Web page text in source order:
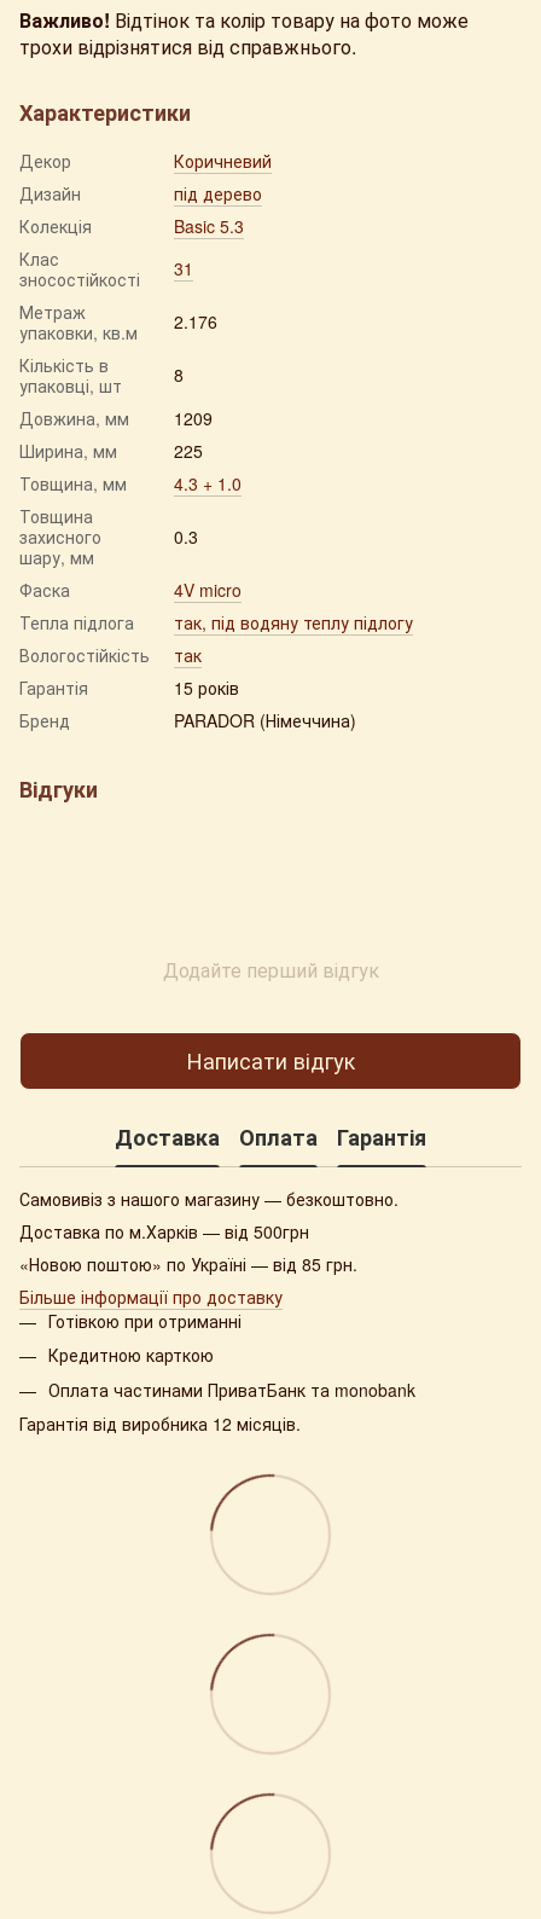
Важливо! Відтінок та колір товару на фото може
трохи відрізнятися від справжнього.
Характеристики
Декор
Коричневий
Дизайн
під дерево
Колекція
Basic 5.3
Клас
зносостійкості
31
Метраж
упаковки, кв.м
2.176
Кількість в
упаковці, шт
8
Довжина, мм
1209
Ширина, мм
225
Товщина, мм
4.3 + 1.0
Товщина
захисного
шару, мм
0.3
Фаска
4V micro
Тепла підлога
так, під водяну теплу підлогу
Вологостійкість
так
Гарантія
15 років
Бренд
PARADOR (Німеччина)
Відгуки
Додайте перший відгук
Написати відгук
Доставка Оплата Гарантія
Самовивіз з нашого магазину — безкоштовно.
Доставка по м.Харків — від 500грн
«Новою поштою» по Україні — від 85 грн.
Більше інформації про доставку
Готівкою при отриманні
Кредитною карткою
Оплата частинами ПриватБанк та monobank
Гарантія від виробника 12 місяців.